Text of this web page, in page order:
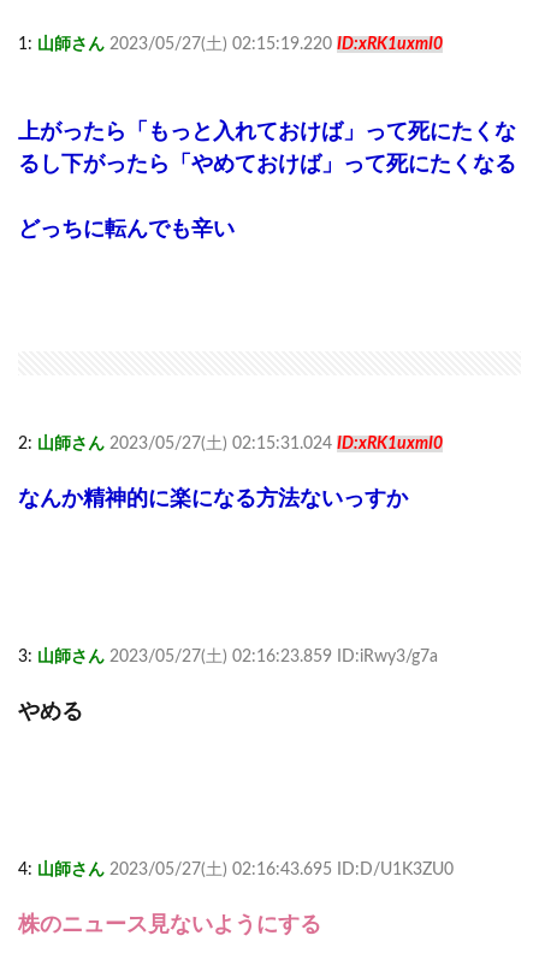
1: 山師さん 2023/05/27(土) 02:15:19.220 ID:xRK1uxmI0
上がったら「もっと入れておけば」って死にたくな
るし下がったら「やめておけば」って死にたくなる
どっちに転んでも辛い
2: 山師さん 2023/05/27(土) 02:15:31.024 ID:xRK1uxmI0
なんか精神的に楽になる方法ないっすか
3: 山師さん 2023/05/27(土) 02:16:23.859 ID:iRwy3/g7a
やめる
4: 山師さん 2023/05/27(土) 02:16:43.695 ID:D/U1K3ZU0
株のニュース見ないようにする